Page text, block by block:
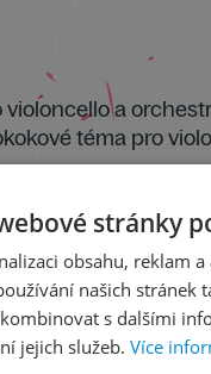
violoncello a
téma pro
a orchestr h
stránky
obsahu, reklam
našich stránek
s dalšími
jejich služeb. Více